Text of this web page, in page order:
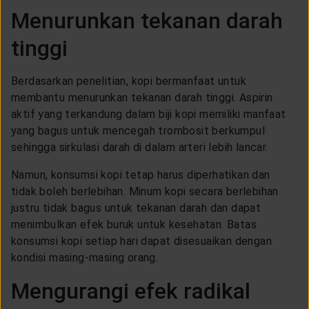
Menurunkan tekanan darah
tinggi
Berdasarkan penelitian, kopi bermanfaat untuk
membantu menurunkan tekanan darah tinggi. Aspirin
aktif yang terkandung dalam biji kopi memiliki manfaat
yang bagus untuk mencegah trombosit berkumpul
sehingga sirkulasi darah di dalam arteri lebih lancar.
Namun, konsumsi kopi tetap harus diperhatikan dan
tidak boleh berlebihan. Minum kopi secara berlebihan
justru tidak bagus untuk tekanan darah dan dapat
menimbulkan efek buruk untuk kesehatan. Batas
konsumsi kopi setiap hari dapat disesuaikan dengan
kondisi masing-masing orang.
Mengurangi efek radikal